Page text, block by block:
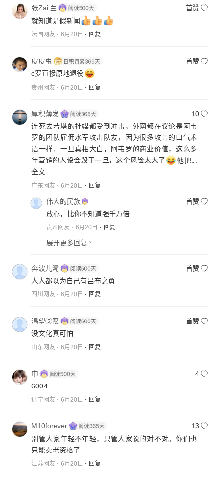
张Zai 兰
首赞
就知道是假新闻
法国网友 6月20日 回复
皮皮虫
首赞
c罗直接原地退役
贵州网友 6月20日 回复
厚积薄发
10
连死去若塔的社媒都受到冲击，外网都在议论是阿韦
罗的团队雇佣水军攻击队友，因为很多攻击的口气术
语一样，一旦真相大白，阿韦罗的商业价值，这么多
年营销的人设会毁于一旦，这个风险太大了
他把...
全文
广东网友 6月20日 回复
伟大的民族
首赞
放心，比你不知道强千万倍
贵州网友 6月20日 回复
展开更多回复
奔波儿灞
首赞
人人都以为自己有吕布之勇
四川网友 6月20日 回复
渴望⑤限
首赞
没文化真可怕
山东网友 6月20日 回复
申
4
6004
辽宁网友 6月20日 回复
M10forever
13
别管人家年轻不年轻，只管人家说的对不对。你们也
只能卖老资格了
江苏网友 6月20日 回复